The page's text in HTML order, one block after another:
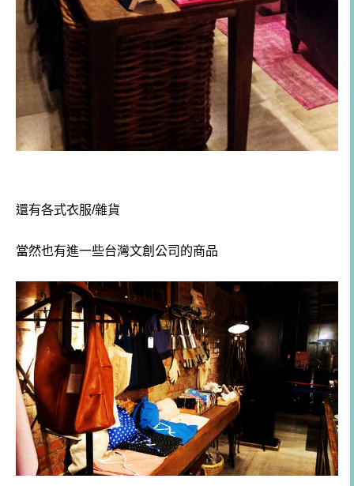
還有各式衣服/雜貨
當然也有進一些台灣文創公司的商品